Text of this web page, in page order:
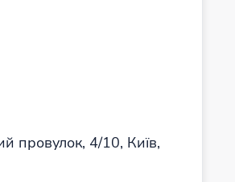
провулок, 4/10, Київ,